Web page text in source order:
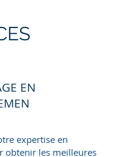
EN
expertise en
obtenir les meilleures